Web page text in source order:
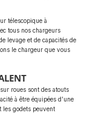
télescopique à
tous nos chargeurs
levage et de capacités de
le chargeur que vous
roues sont des atouts
à être équipées d’une
les godets peuvent